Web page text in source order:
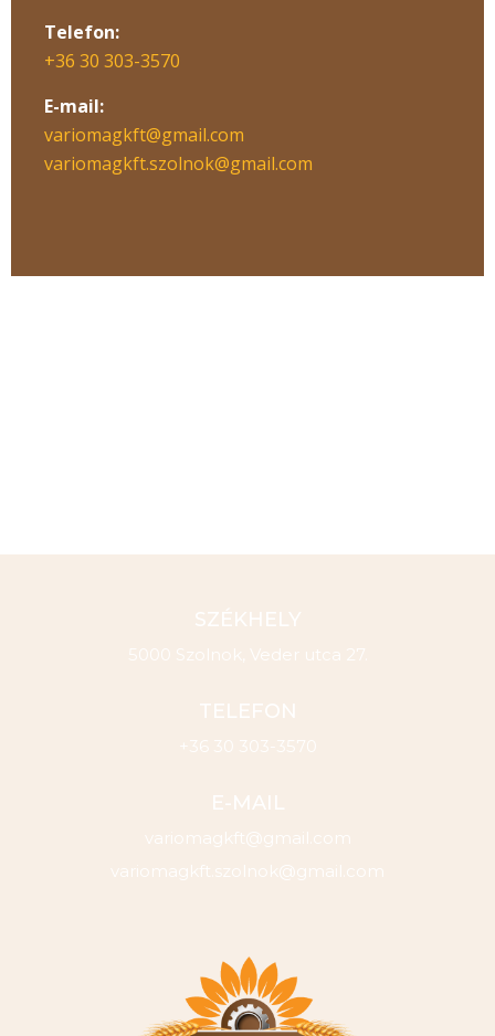
Telefon:
+36 30 303-3570
E-mail:
variomagkft@gmail.com
variomagkft.szolnok@gmail.com
SZÉKHELY
5000 Szolnok, Veder utca 27.
TELEFON
+36 30 303-3570
E-MAIL
variomagkft@gmail.com
variomagkft.szolnok@gmail.com